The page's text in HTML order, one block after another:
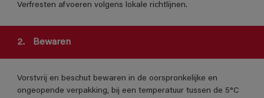
Verfresten afvoeren volgens lokale richtlijnen.
2. Bewaren
Vorstvrij en beschut bewaren in de oorspronkelijke en
ongeopende verpakking, bij een temperatuur tussen de 5°C